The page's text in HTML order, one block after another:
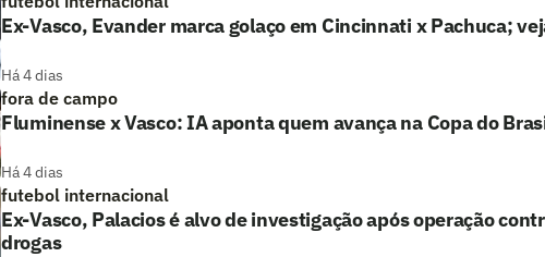
Ex-Vasco, Evander marca golaço em Cincinnati x Pachuca;
Há 4 dias
fora de campo
Fluminense x Vasco: IA aponta quem avança na Copa do
Há 4 dias
futebol internacional
Ex-Vasco, Palacios é alvo de investigação após operação
drogas